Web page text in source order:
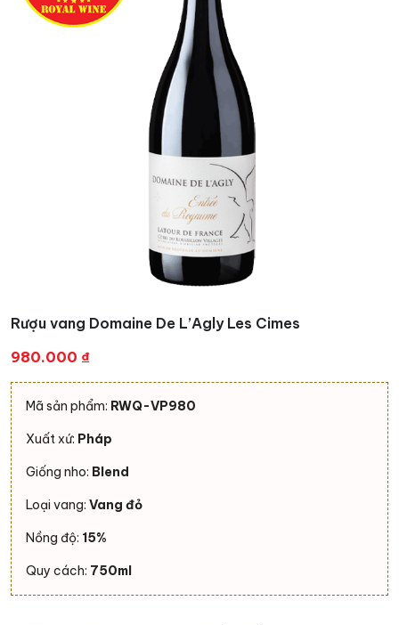
Rượu vang Domaine De L’Agly Les Cimes
980.000 ₫
Mã sản phẩm: RWQ-VP980
Xuất xứ: Pháp
Giống nho: Blend
Loại vang: Vang đỏ
Nồng độ: 15%
Quy cách: 750ml